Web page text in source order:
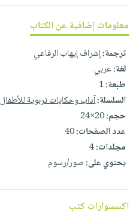
صابون
أطفال
فيديوهات
أسئلة
طرحها
خدمات
نيل
وفرات
انشر
كتابك
تواصل
عربة
التسوق
نشرة
الإصدارات
معلومات إضافية عن الكتاب
ترجمة:إشراف إيهاب الرفاعي
لغة:عربي
طبعة:1
السلسلة:آداب وحكايات تربوية للأطفال
حجم:20×24
عدد الصفحات:40
مجلدات:4
يحتوي على:صور/رسوم
اكسسوارات كتب